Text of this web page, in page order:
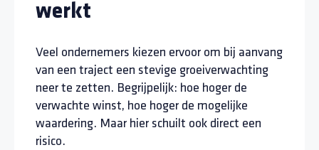
werkt
Veel ondernemers kiezen ervoor om bij aanvang
van een traject een stevige groeiverwachting
neer te zetten. Begrijpelijk: hoe hoger de
verwachte winst, hoe hoger de mogelijke
waardering. Maar hier schuilt ook direct een
risico.